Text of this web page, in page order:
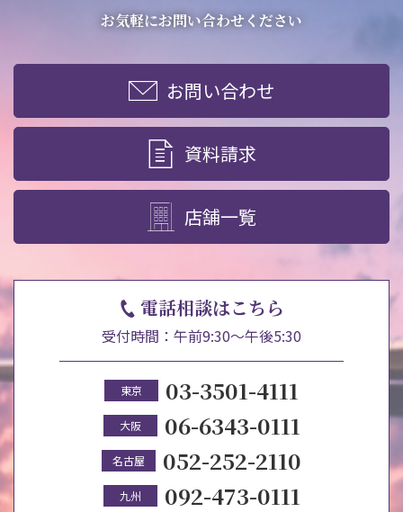
お気軽にお問い合わせください
お問い合わせ
資料請求
店舗一覧
電話相談はこちら
受付時間：午前9:30～午後5:30
東京 03-3501-4111
大阪 06-6343-0111
名古屋 052-252-2110
九州 092-473-0111